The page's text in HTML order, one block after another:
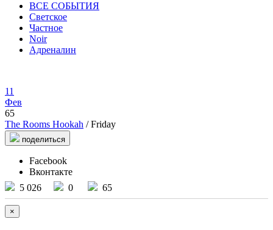
ВСЕ СОБЫТИЯ
Светское
Частное
Noir
Адреналин
11
Фев
65
The Rooms Hookah / Friday
поделиться
Facebook
Вконтакте
5 026
0 65
×